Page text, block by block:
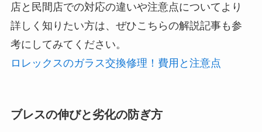
店と民間店での対応の違いや注意点についてより
詳しく知りたい方は、ぜひこちらの解説記事も参
考にしてみてください。
ロレックスのガラス交換修理！費用と注意点
ブレスの伸びと劣化の防ぎ方